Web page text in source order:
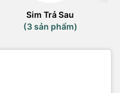
Sim Trả Sau
(3 sản phẩm)